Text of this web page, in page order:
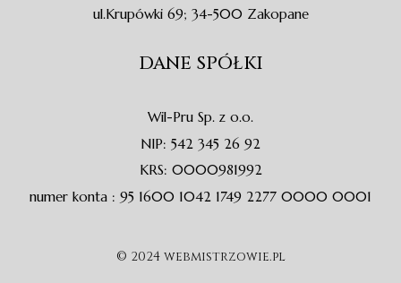
ul.Krupówki 69; 34-500 Zakopane
DANE SPÓŁKI
Wil-Pru Sp. z o.o.
NIP: 542 345 26 92
KRS: 0000981992
numer konta : 95 1600 1042 1749 2277 0000 0001
© 2024 webmistrzowie.pl